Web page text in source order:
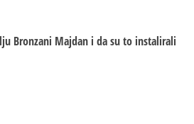
Bronzani Majdan i da su to instalirali